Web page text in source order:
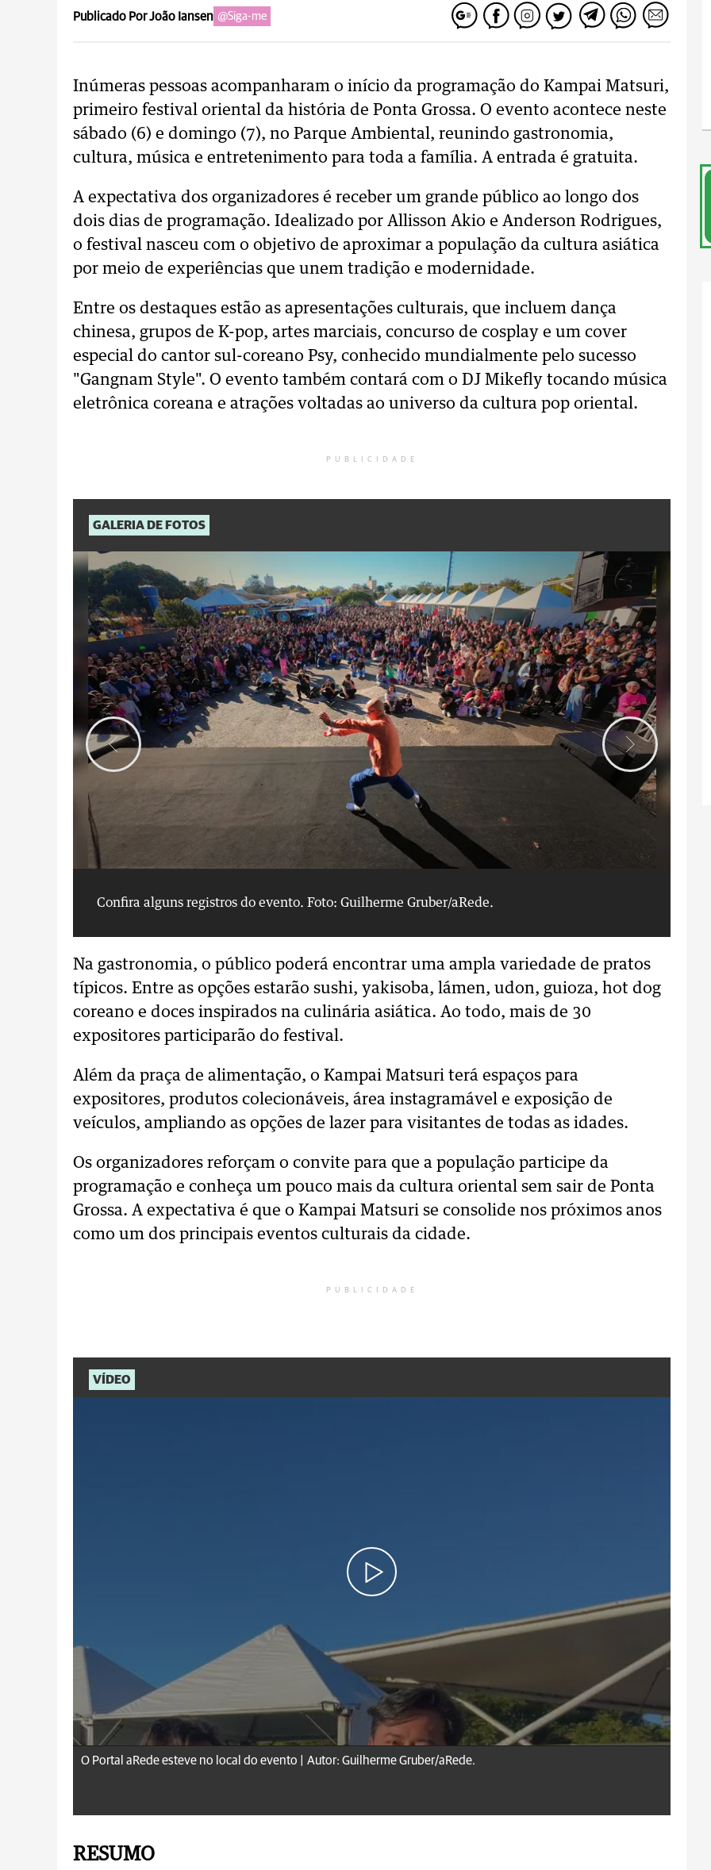
Publicado Por João Iansen @Siga-me
Inúmeras pessoas acompanharam o início da programação do Kampai Matsuri,
primeiro festival oriental da história de Ponta Grossa. O evento acontece neste
sábado (6) e domingo (7), no Parque Ambiental, reunindo gastronomia,
cultura, música e entretenimento para toda a família. A entrada é gratuita.
A expectativa dos organizadores é receber um grande público ao longo dos
dois dias de programação. Idealizado por Allisson Akio e Anderson Rodrigues,
o festival nasceu com o objetivo de aproximar a população da cultura asiática
por meio de experiências que unem tradição e modernidade.
Entre os destaques estão as apresentações culturais, que incluem dança
chinesa, grupos de K-pop, artes marciais, concurso de cosplay e um cover
especial do cantor sul-coreano Psy, conhecido mundialmente pelo sucesso
"Gangnam Style". O evento também contará com o DJ Mikefly tocando música
eletrônica coreana e atrações voltadas ao universo da cultura pop oriental.
PUBLICIDADE
GALERIA DE FOTOS
Confira alguns registros do evento. Foto: Guilherme Gruber/aRede.
Na gastronomia, o público poderá encontrar uma ampla variedade de pratos
típicos. Entre as opções estarão sushi, yakisoba, lámen, udon, guioza, hot dog
coreano e doces inspirados na culinária asiática. Ao todo, mais de 30
expositores participarão do festival.
Além da praça de alimentação, o Kampai Matsuri terá espaços para
expositores, produtos colecionáveis, área instagramável e exposição de
veículos, ampliando as opções de lazer para visitantes de todas as idades.
Os organizadores reforçam o convite para que a população participe da
programação e conheça um pouco mais da cultura oriental sem sair de Ponta
Grossa. A expectativa é que o Kampai Matsuri se consolide nos próximos anos
como um dos principais eventos culturais da cidade.
PUBLICIDADE
VÍDEO
O Portal aRede esteve no local do evento | Autor: Guilherme Gruber/aRede.
RESUMO